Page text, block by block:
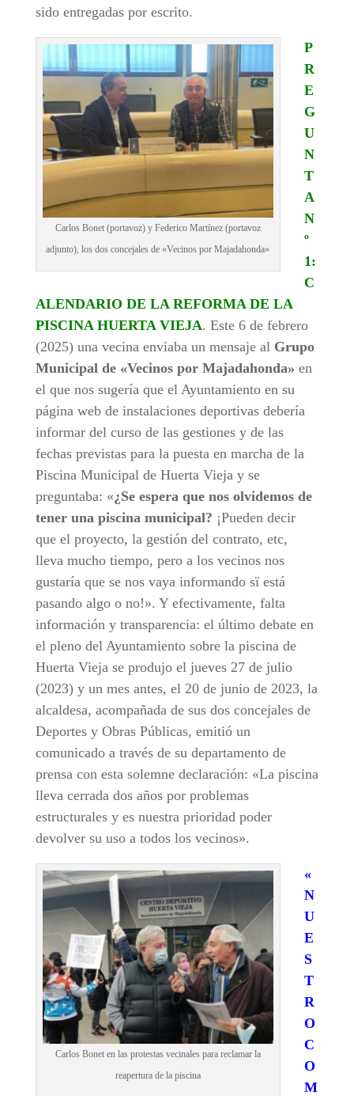
sido entregadas por escrito.
Carlos Bonet (portavoz) y Federico Martínez (portavoz
adjunto), los dos concejales de «Vecinos por Majadahonda»
P
R
E
G
U
N
T
A
N
º
1:
C
ALENDARIO DE LA REFORMA DE LA
PISCINA HUERTA VIEJA. Este 6 de febrero
(2025) una vecina enviaba un mensaje al Grupo
Municipal de «Vecinos por Majadahonda» en
el que nos sugería que el Ayuntamiento en su
página web de instalaciones deportivas debería
informar del curso de las gestiones y de las
fechas previstas para la puesta en marcha de la
Piscina Municipal de Huerta Vieja y se
preguntaba: «¿Se espera que nos olvidemos de
tener una piscina municipal? ¡Pueden decir
que el proyecto, la gestión del contrato, etc,
lleva mucho tiempo, pero a los vecinos nos
gustaría que se nos vaya informando sï está
pasando algo o no!». Y efectivamente, falta
información y transparencia: el último debate en
el pleno del Ayuntamiento sobre la piscina de
Huerta Vieja se produjo el jueves 27 de julio
(2023) y un mes antes, el 20 de junio de 2023, la
alcaldesa, acompañada de sus dos concejales de
Deportes y Obras Públicas, emitió un
comunicado a través de su departamento de
prensa con esta solemne declaración: «La piscina
lleva cerrada dos años por problemas
estructurales y es nuestra prioridad poder
devolver su uso a todos los vecinos».
Carlos Bonet en las protestas vecinales para reclamar la
reapertura de la piscina
«
N
U
E
S
T
R
O
C
O
M